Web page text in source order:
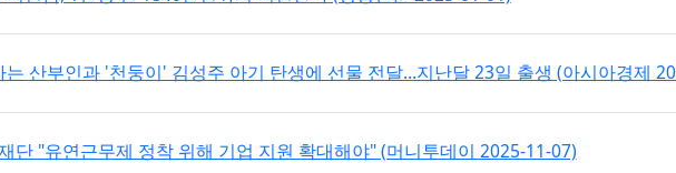
는 산부인과 '천둥이' 김성주 아기 탄생에 선물 전달…지난달 23일 출생 (아시아경제
단 "유연근무제 정착 위해 기업 지원 확대해야" (머니투데이 2025-11-07)